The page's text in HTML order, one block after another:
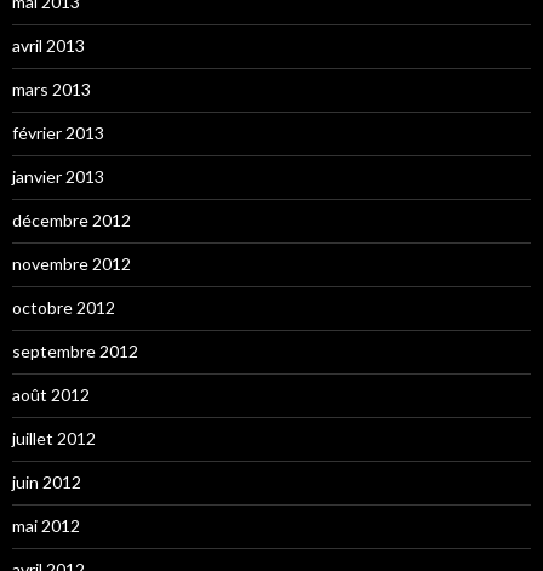
avril 2013
mars 2013
février 2013
janvier 2013
décembre 2012
novembre 2012
octobre 2012
septembre 2012
août 2012
juillet 2012
juin 2012
mai 2012